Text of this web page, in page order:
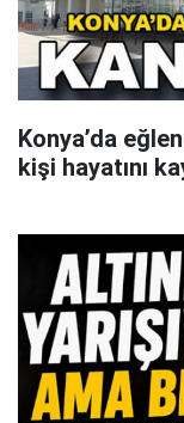
Konya’da
kişi hayatını